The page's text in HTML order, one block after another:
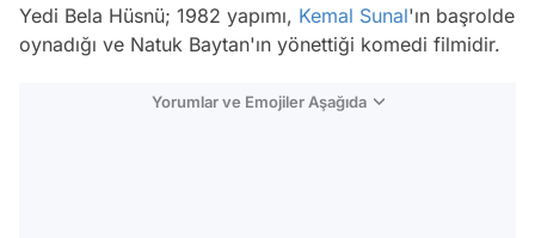
Yedi Bela Hüsnü; 1982 yapımı, Kemal Sunal'ın başrolde
oynadığı ve Natuk Baytan'ın yönettiği komedi filmidir.
Yorumlar ve Emojiler Aşağıda